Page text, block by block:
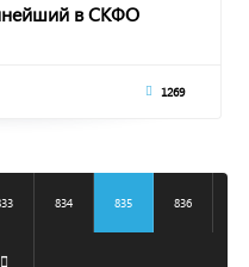
в СКФО
1269
834 835 836